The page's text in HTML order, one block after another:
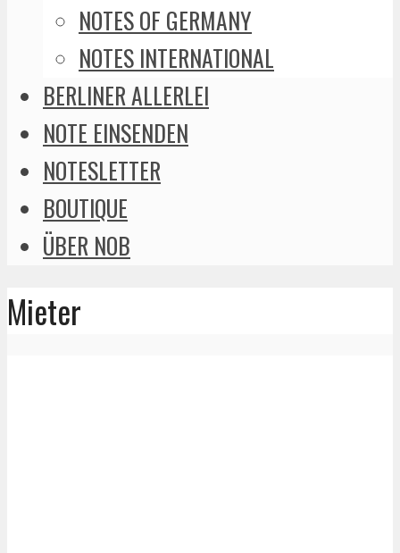
NOTES OF GERMANY
NOTES INTERNATIONAL
BERLINER ALLERLEI
NOTE EINSENDEN
NOTESLETTER
BOUTIQUE
ÜBER NOB
Mieter